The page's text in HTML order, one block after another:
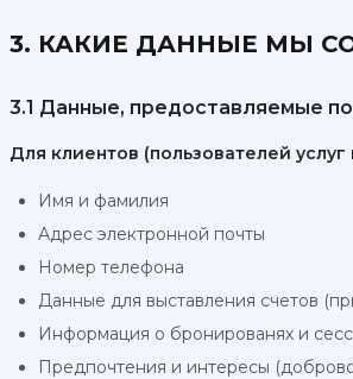
3. КАКИЕ ДАННЫЕ МЫ
3.1 Данные, предоставляемые
Для клиентов (пользователей услуг
Имя и фамилия
Адрес электронной почты
Номер телефона
Данные для выставления счетов
Информация о бронированях и
Предпочтения и интересы